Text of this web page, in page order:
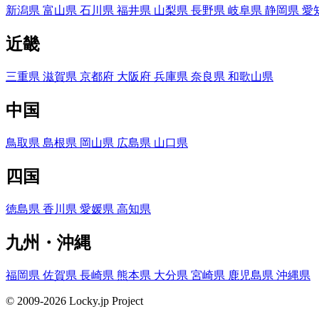
新潟県 富山県 石川県 福井県 山梨県 長野県 岐阜県 静岡県 愛
近畿
三重県 滋賀県 京都府 大阪府 兵庫県 奈良県 和歌山県
中国
鳥取県 島根県 岡山県 広島県 山口県
四国
徳島県 香川県 愛媛県 高知県
九州・沖縄
福岡県 佐賀県 長崎県 熊本県 大分県 宮崎県 鹿児島県 沖縄県
© 2009-2026 Locky.jp Project